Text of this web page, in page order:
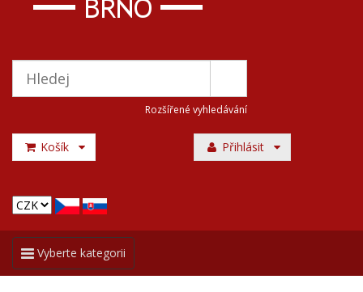
Rozšířené vyhledávání
Košík Přihlásit
Toggle
navigation
Vyberte kategorii